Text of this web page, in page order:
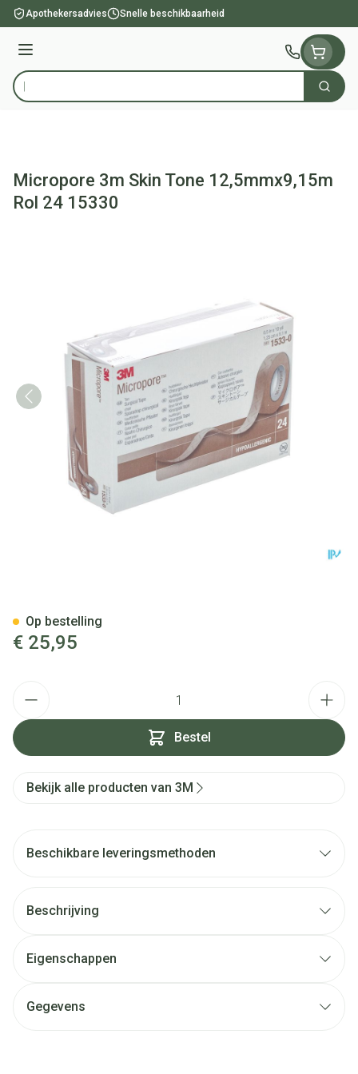
Ga naar de inhoud
Apothekersadvies Snelle beschikbaarheid
Menu
Product, merk, categorie... Zoek
Micropore 3m Skin Tone 12,5mmx9,15m
Rol 24 15330
€ 25,95
Bestel
Op bestelling
Bekijk alle producten van 3M
Beschikbare leveringsmethoden
Beschrijving
Eigenschappen
Gegevens